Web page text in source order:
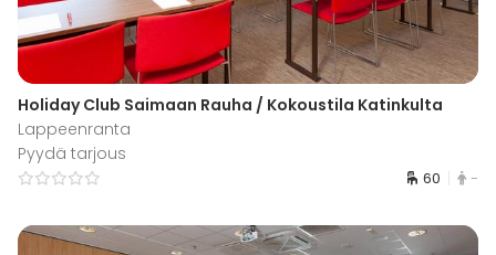
Holiday Club Saimaan Rauha / Kokoustila Katinkulta
Lappeenranta
Pyydä tarjous
60 -